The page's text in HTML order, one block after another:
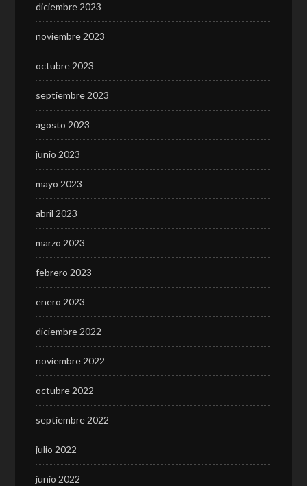
diciembre 2023
noviembre 2023
octubre 2023
septiembre 2023
agosto 2023
junio 2023
mayo 2023
abril 2023
marzo 2023
febrero 2023
enero 2023
diciembre 2022
noviembre 2022
octubre 2022
septiembre 2022
julio 2022
junio 2022